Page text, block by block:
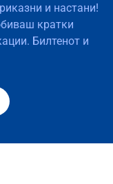
и настани!
кратки
Билтенот и